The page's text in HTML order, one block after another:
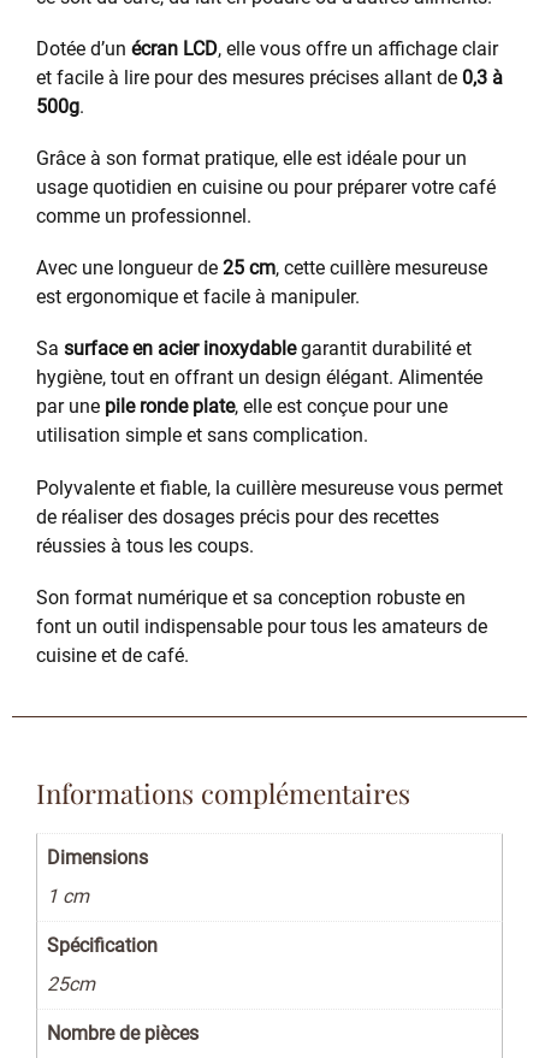
Dotée d’un écran LCD, elle vous offre un affichage clair
et facile à lire pour des mesures précises allant de 0,3 à
500g.
Grâce à son format pratique, elle est idéale pour un
usage quotidien en cuisine ou pour préparer votre café
comme un professionnel.
Avec une longueur de 25 cm, cette cuillère mesureuse
est ergonomique et facile à manipuler.
Sa surface en acier inoxydablegarantit durabilité et
hygiène, tout en offrant un design élégant. Alimentée
par une pile ronde plate, elle est conçue pour une
utilisation simple et sans complication.
Polyvalente et fiable, la cuillère mesureuse vous permet
de réaliser des dosages précis pour des recettes
réussies à tous les coups.
Son format numérique et sa conception robuste en
font un outil indispensable pour tous les amateurs de
cuisine et de café.
Informations complémentaires
Dimensions
1 cm
Spécification
25cm
Nombre de pièces